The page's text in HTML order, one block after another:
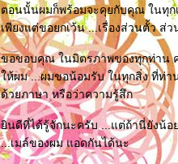
ตอนนั้นผมก็พร้อมจะคุยกับคุณ ในทุก
เพียงแต่ขอยกเว้น ...เรื่องส่วนตั้ว ส่ว
ขอขอบคุณ ในมิตรภาพของทุกท่าน
ห้ผม ...ผมขอน้อมรับ ในทุกสิ่ง ที่ท่า
ด้วยภาษา หรือว่าความรู้สึก
นดีที่ได้รู้จักนะครับ ...แต่ถ้านี่ยังน้อ
...เมล์ของผม แอดกันได้นะ